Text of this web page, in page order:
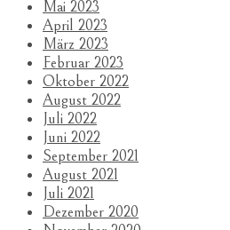
Mai 2023
April 2023
März 2023
Februar 2023
Oktober 2022
August 2022
Juli 2022
Juni 2022
September 2021
August 2021
Juli 2021
Dezember 2020